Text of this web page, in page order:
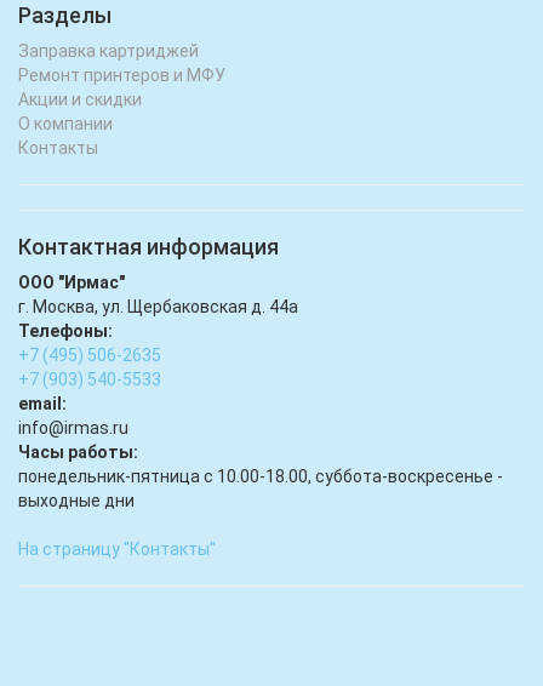
Разделы
Заправка картриджей
Ремонт принтеров и МФУ
Акции и скидки
О компании
Контакты
Контактная информация
ООО "Ирмас"
г. Москва, ул. Щербаковская д. 44а
Телефоны:
+7 (495) 506-2635
+7 (903) 540-5533
email:
infо@irmas.ru
Часы работы:
понедельник-пятница с 10.00-18.00, суббота-воскресенье -
выходные дни
На страницу "Контакты"